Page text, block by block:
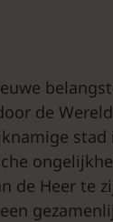
de
stad
de Heer te